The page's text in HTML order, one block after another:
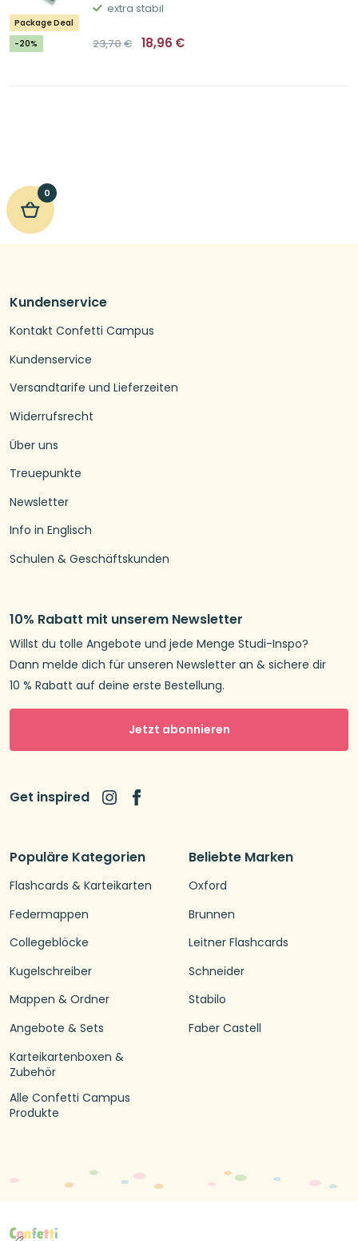
Package Deal
-20%
extra stabil
23,70€ Ursprünglicher
Preis
18,96 €
0
Populäre Kategorien
Flashcards & Karteikarten
Federmappen
Collegeblöcke
Kugelschreiber
Mappen & Ordner
Angebote & Sets
Karteikartenboxen &
Zubehör
Alle Confetti Campus
Produkte
Beliebte Marken
Oxford
Brunnen
Leitner Flashcards
Schneider
Stabilo
Faber Castell
Kundenservice
Kontakt Confetti Campus
Kundenservice
Versandtarife und Lieferzeiten
Widerrufsrecht
Über uns
Treuepunkte
Newsletter
Info in Englisch
Schulen & Geschäftskunden
10% Rabatt mit unserem Newsletter
Willst du tolle Angebote und jede Menge Studi-Inspo?
Dann melde dich für unseren Newsletter an & sichere dir
10 % Rabatt auf deine erste Bestellung.
Jetzt abonnieren
Get inspired